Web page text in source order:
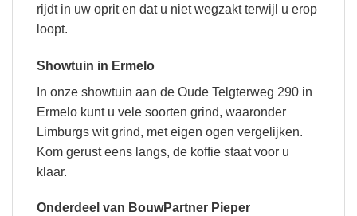
rijdt in uw oprit en dat u niet wegzakt terwijl u erop
loopt.
Showtuin in Ermelo
In onze showtuin aan de Oude Telgterweg 290 in
Ermelo kunt u vele soorten grind, waaronder
Limburgs wit grind, met eigen ogen vergelijken.
Kom gerust eens langs, de koffie staat voor u
klaar.
Onderdeel van BouwPartner Pieper